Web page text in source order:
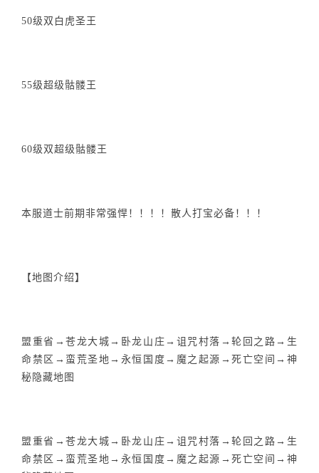
50级双白虎圣王
55级超级骷髅王
60级双超级骷髅王
本服道士前期非常强悍！！！！散人打宝必备！！！
【地图介绍】
盟重省→苍龙大城→卧龙山庄→诅咒村落→轮回之路→生
命禁区→蛮荒圣地→永恒国度→魔之起源→死亡空间→神
秘隐藏地图
盟重省→苍龙大城→卧龙山庄→诅咒村落→轮回之路→生
命禁区→蛮荒圣地→永恒国度→魔之起源→死亡空间→神